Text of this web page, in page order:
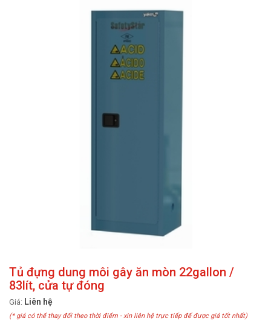
Tủ đựng dung môi gây ăn mòn 22gallon /
83lít, cửa tự đóng
Giá: Liên hệ
(* giá có thể thay đổi theo thời điểm - xin liên hệ trực tiếp để được giá tốt nhất)